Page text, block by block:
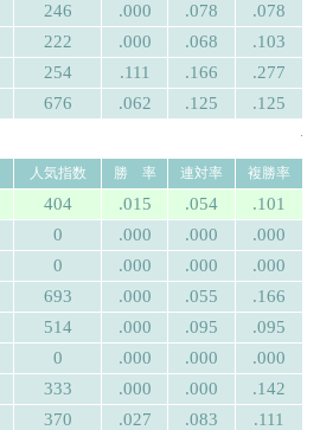
246 .000 .078 .078
222 .000 .068 .103
254 .111 .166 .277
676 .062 .125 .125
.
人気指数 勝 率 連対率
複勝率
404 .015 .054 .101
0 .000 .000 .000
0 .000 .000 .000
693 .000 .055 .166
514 .000 .095 .095
0 .000 .000 .000
333 .000 .000 .142
370 .027 .083 .111